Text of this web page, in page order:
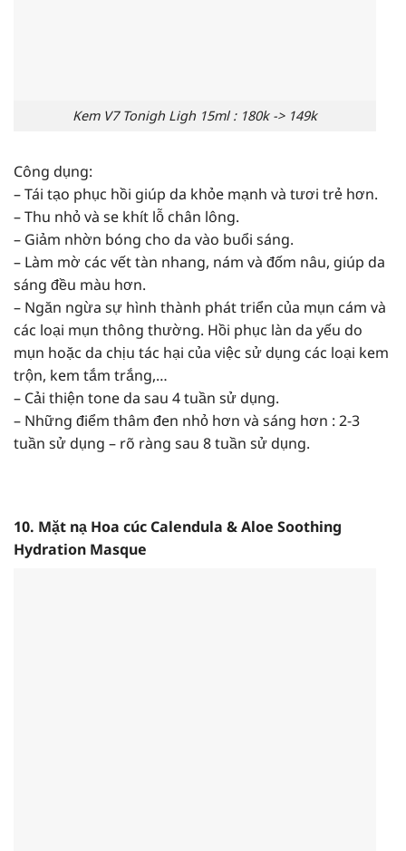
Kem V7 Tonigh Ligh 15ml : 180k -> 149k
Công dụng:
– Tái tạo phục hồi giúp da khỏe mạnh và tươi trẻ hơn.
– Thu nhỏ và se khít lỗ chân lông.
– Giảm nhờn bóng cho da vào buổi sáng.
– Làm mờ các vết tàn nhang, nám và đốm nâu, giúp da
sáng đều màu hơn.
– Ngăn ngừa sự hình thành phát triển của mụn cám và
các loại mụn thông thường. Hồi phục làn da yếu do
mụn hoặc da chịu tác hại của việc sử dụng các loại kem
trộn, kem tắm trắng,…
– Cải thiện tone da sau 4 tuần sử dụng.
– Những điểm thâm đen nhỏ hơn và sáng hơn : 2-3
tuần sử dụng – rõ ràng sau 8 tuần sử dụng.
10. Mặt nạ Hoa cúc Calendula & Aloe Soothing
Hydration Masque